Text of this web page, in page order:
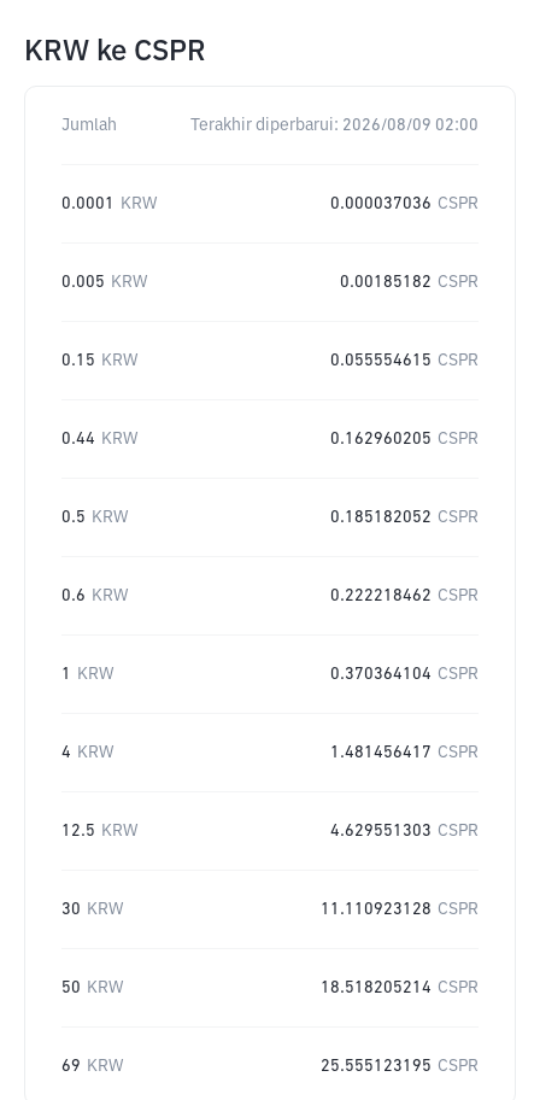
KRW ke CSPR
Jumlah Terakhir diperbarui: 2026/08/09 02:00
0.0001 KRW 0.000037036 CSPR
0.005 KRW 0.00185182 CSPR
0.15 KRW 0.055554615 CSPR
0.44 KRW 0.162960205 CSPR
0.5 KRW 0.185182052 CSPR
0.6 KRW 0.222218462 CSPR
1 KRW 0.370364104 CSPR
4 KRW 1.481456417 CSPR
12.5 KRW 4.629551303 CSPR
30 KRW 11.110923128 CSPR
50 KRW 18.518205214 CSPR
69 KRW 25.555123195 CSPR